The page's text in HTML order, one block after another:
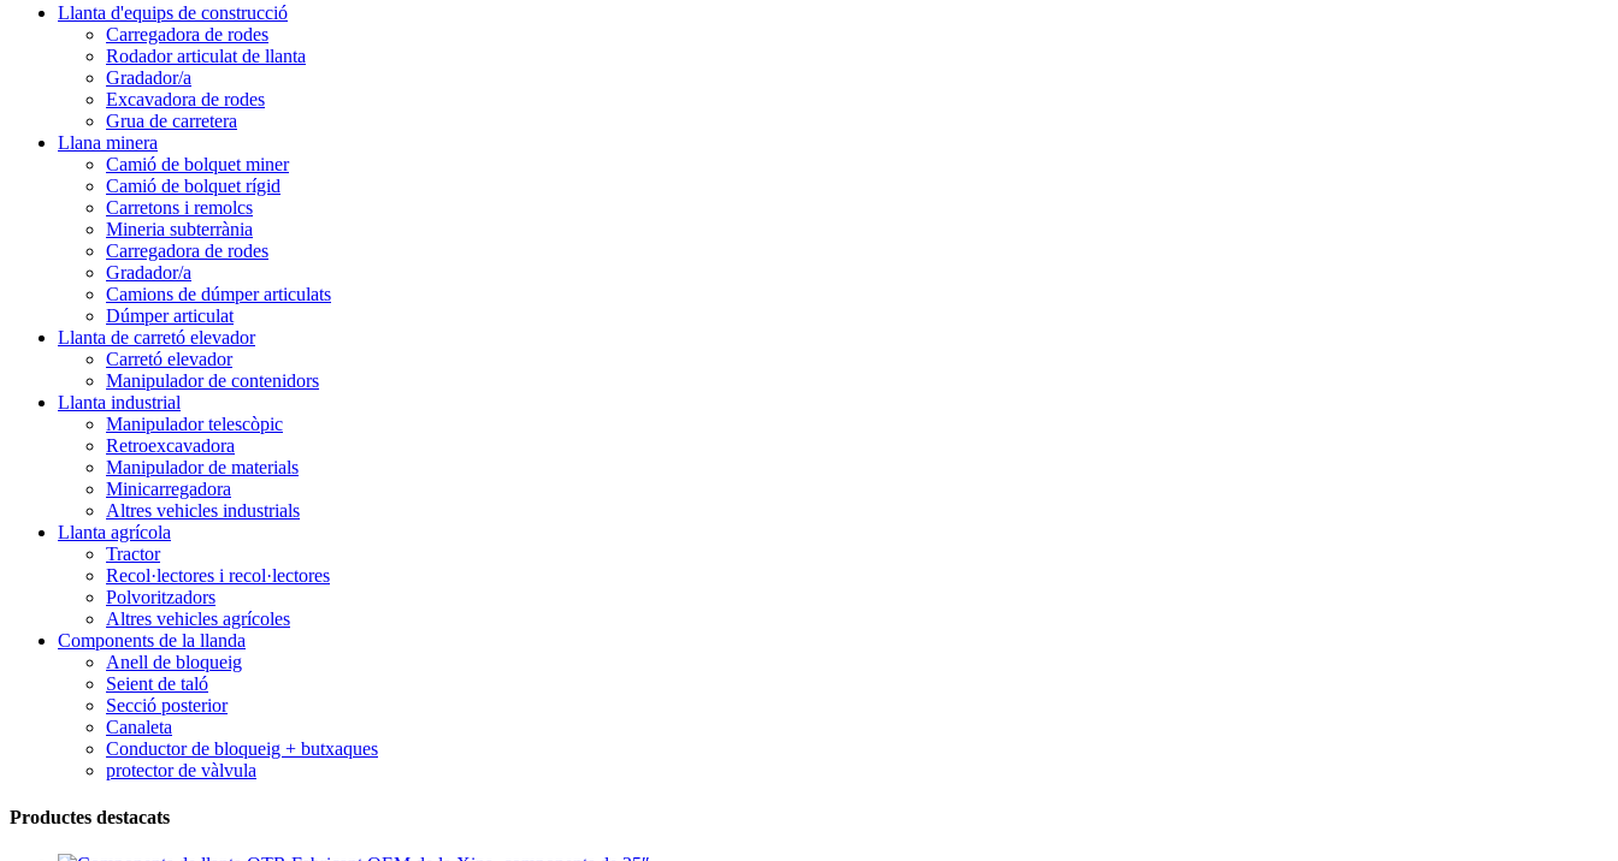
Llanta d'equips de construcció
Carregadora de rodes
Rodador articulat de llanta
Gradador/a
Excavadora de rodes
Grua de carretera
Llana minera
Camió de bolquet miner
Camió de bolquet rígid
Carretons i remolcs
Mineria subterrània
Carregadora de rodes
Gradador/a
Camions de dúmper articulats
Dúmper articulat
Llanta de carretó elevador
Carretó elevador
Manipulador de contenidors
Llanta industrial
Manipulador telescòpic
Retroexcavadora
Manipulador de materials
Minicarregadora
Altres vehicles industrials
Llanta agrícola
Tractor
Recol·lectores i recol·lectores
Polvoritzadors
Altres vehicles agrícoles
Components de la llanda
Anell de bloqueig
Seient de taló
Secció posterior
Canaleta
Conductor de bloqueig + butxaques
protector de vàlvula
Productes destacats